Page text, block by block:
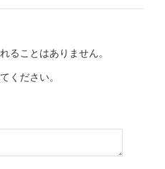
ることはありません。
ください。